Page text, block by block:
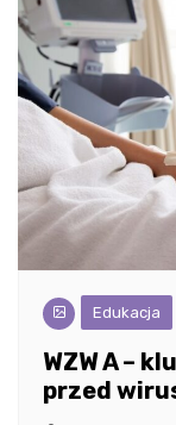
Edukacja
WZW A –
przed